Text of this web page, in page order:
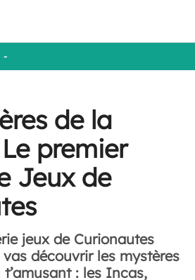
-
de la
premier
Jeux de
jeux de Curionautes
découvrir les mystères
: les Incas,